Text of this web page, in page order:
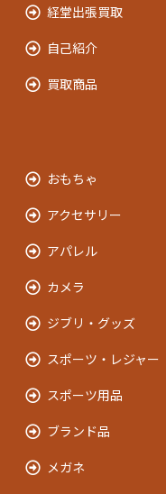
経堂出張買取
自己紹介
買取商品
おもちゃ
アクセサリー
アパレル
カメラ
ジブリ・グッズ
スポーツ・レジャー
スポーツ用品
ブランド品
メガネ